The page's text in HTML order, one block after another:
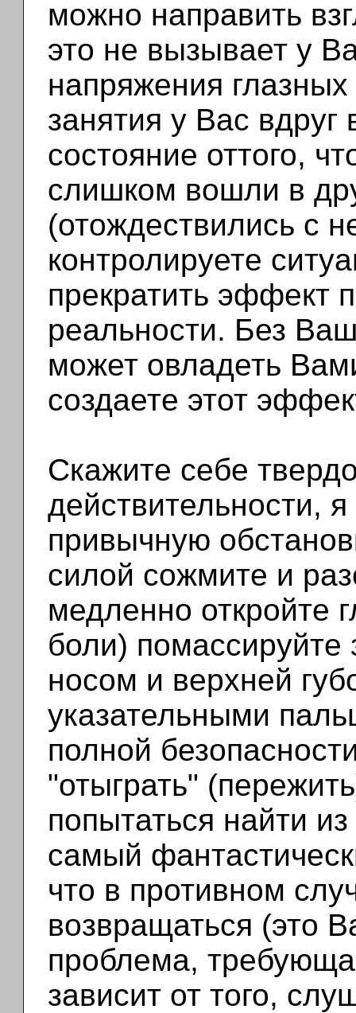
можно направить
это не вызывает у
напряжения
занятия у Вас
состояние оттого,
слишком вошли в
(отождествились с
контролируете
прекратить эффект
реальности. Без
может овладеть
создаете этот
Скажите себе
действительности,
привычную
силой сожмите и
медленно откройте
боли)
носом и верхней
указательными
полной
"отыграть"
попытаться найти
самый
что в противном
возвращаться (это
проблема,
зависит от того,